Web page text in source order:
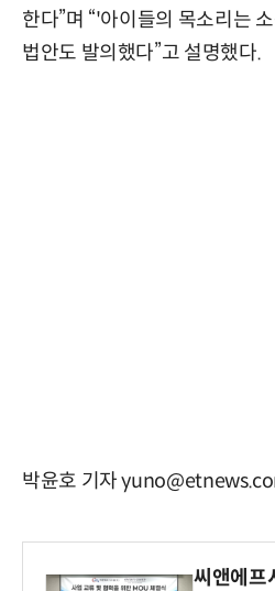
한다”며 “'아이들의 목소리는
법안도 발의했다”고 설명했다.
박윤호 기자
씨앤에프